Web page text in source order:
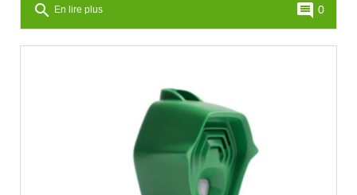
search En lire plus comment 0